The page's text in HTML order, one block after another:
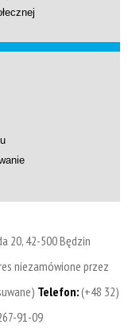
20, 42-500 Będzin
niezamówione przez
Telefon:(+48 32)
91-09